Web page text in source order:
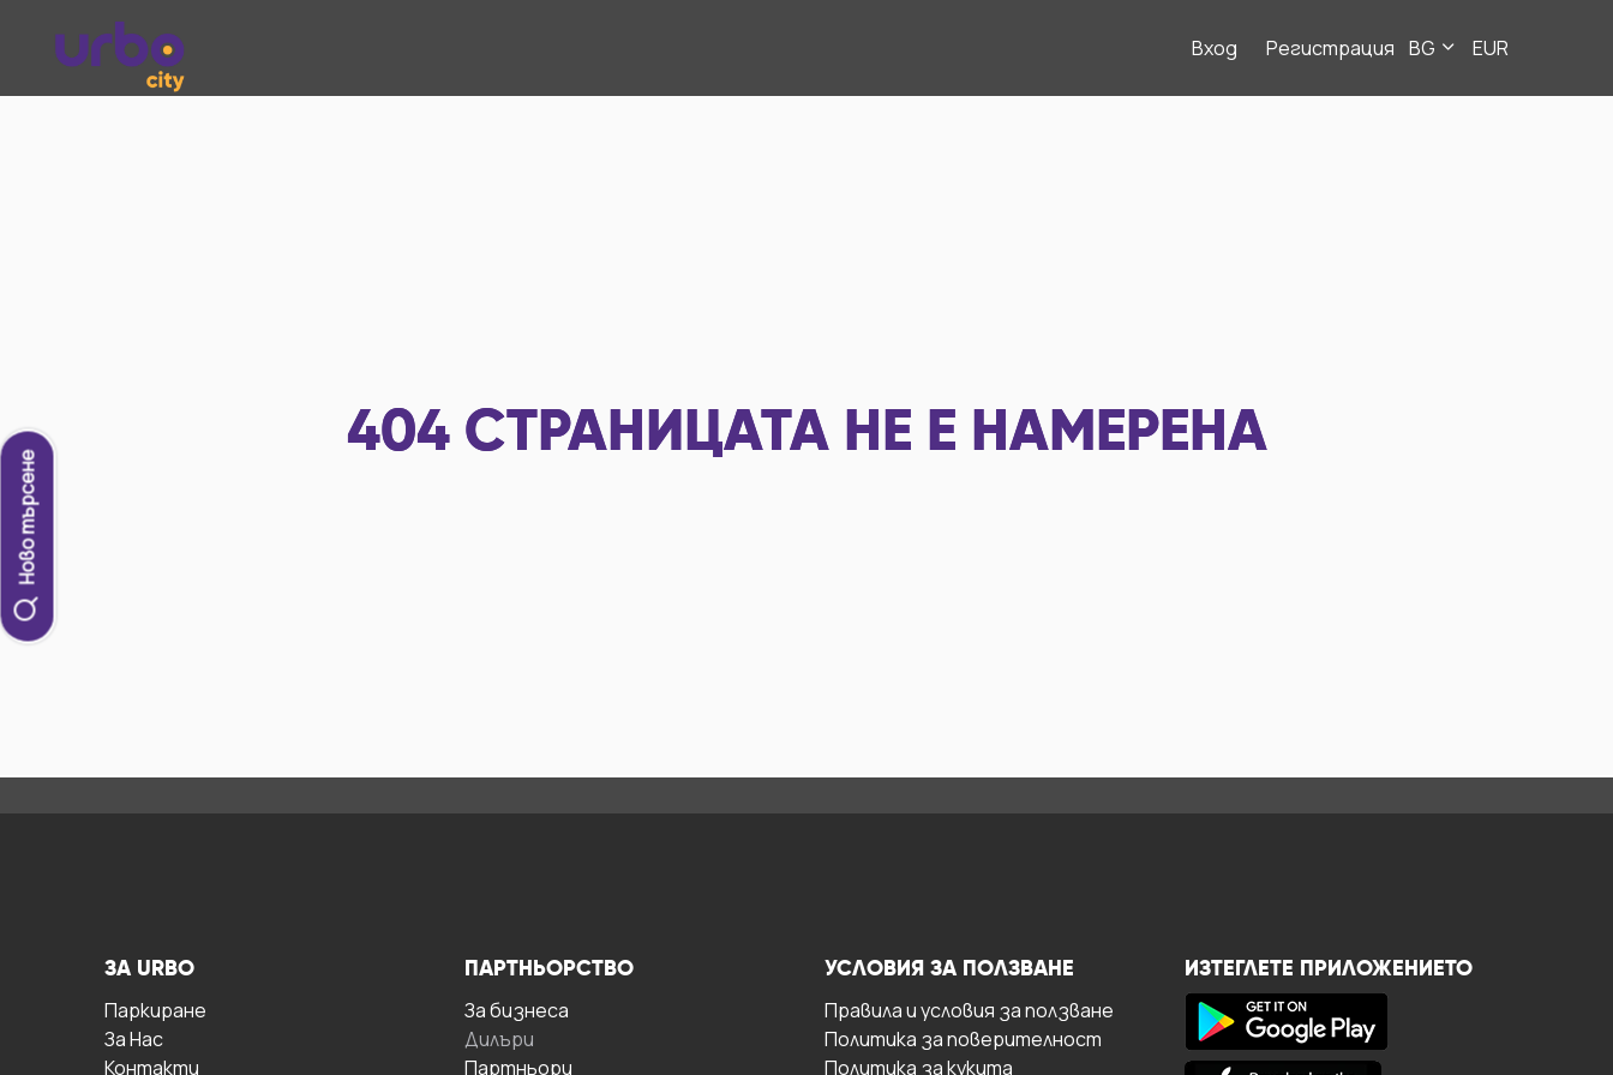
Вход Регистрация BG EUR
Ново търсене
404 СТРАНИЦАТА НЕ Е НАМЕРЕНА
ЗА URBO
Паркиране
За Hас
Контакти
ПАРТНЬОРСТВО
За бизнесa
Дилъри
Партньори
УСЛОВИЯ ЗА ПОЛЗВАНЕ
Правила и условия за ползване
Политика за поверителност
Политика за кукита
ИЗТЕГЛЕТЕ ПРИЛОЖЕНИЕТО